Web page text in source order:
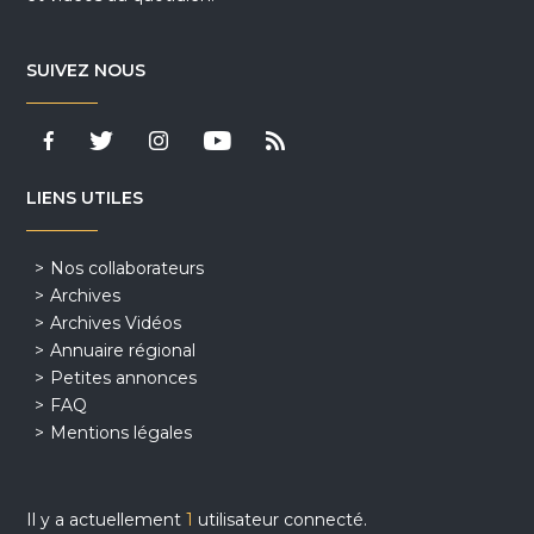
SUIVEZ NOUS
LIENS UTILES
Nos collaborateurs
Archives
Archives Vidéos
Annuaire régional
Petites annonces
FAQ
Mentions légales
Il y a actuellement1 utilisateur connecté.